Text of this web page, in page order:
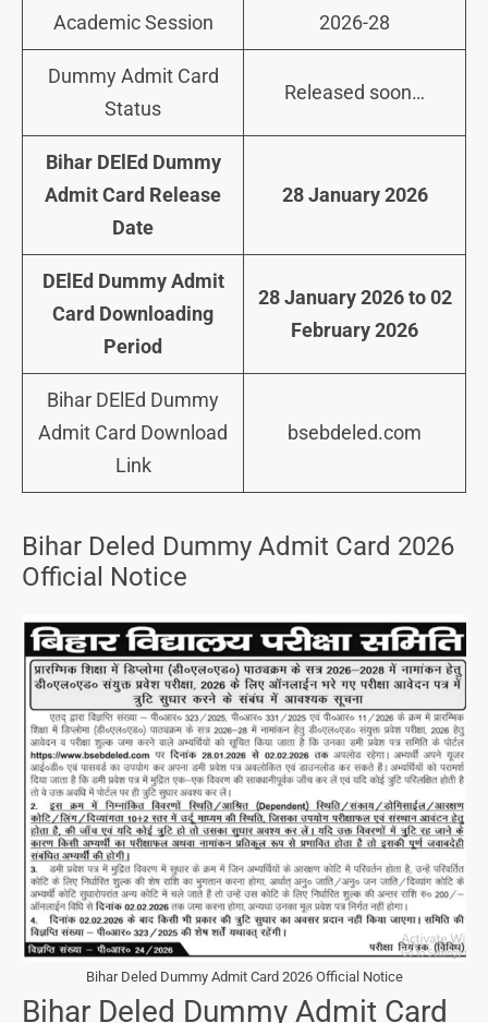
Academic Session 2026-28
Dummy Admit Card
Status
Released soon…
Bihar DElEd Dummy
Admit Card Release
Date
28 January 2026
DElEd Dummy Admit
Card Downloading
Period
28 January 2026 to 02
February 2026
Bihar DElEd Dummy
Admit Card Download
Link
bsebdeled.com
Bihar Deled Dummy Admit Card 2026
Official Notice
Bihar Deled Dummy Admit Card 2026 Official Notice
Bihar Deled Dummy Admit Card